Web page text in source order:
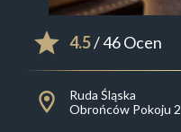
4.5/ 46 Ocen
Ruda Śląska
Obrońców Pokoju 2